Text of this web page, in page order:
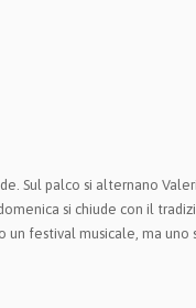
palco si alternano
si chiude con il
festival musicale, ma uno